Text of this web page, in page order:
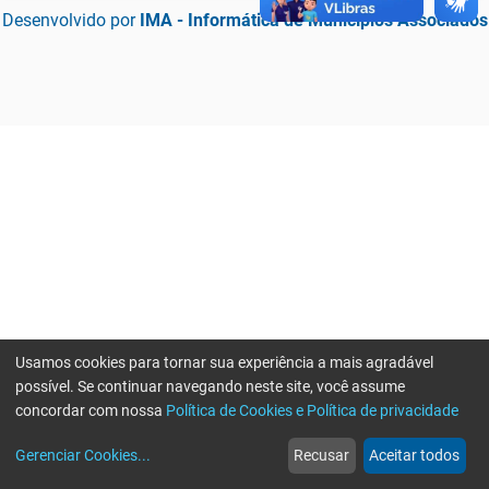
Desenvolvido por IMA - Informática de Municípios Associados
web
Notícias
more_horiz
Mais
Usamos cookies para tornar sua experiência a mais agradável
possível. Se continuar navegando neste site, você assume
concordar com nossa Política de Cookies e Política de privacidade
Gerenciar Cookies... Recusar Aceitar todos
Erro ao enviar informações, por favor tente novamente